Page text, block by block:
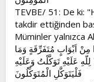
TEVBE/ 51: De ki:
takdir ettiğinden
Müminler yalnızca
مِنْ اَبْوَابٍ مُتَفَرِّقَةٍ وَمَا
عَلَيْهِ تَوَكَّلْتُ وَعَلَيْهِ
فَلْيَتَوَكَّلِ الْمُتَوَكِّلُونَ